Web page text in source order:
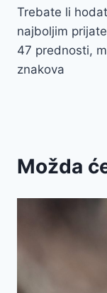
Trebate li
najboljim
47 prednosti,
znakova
Možda